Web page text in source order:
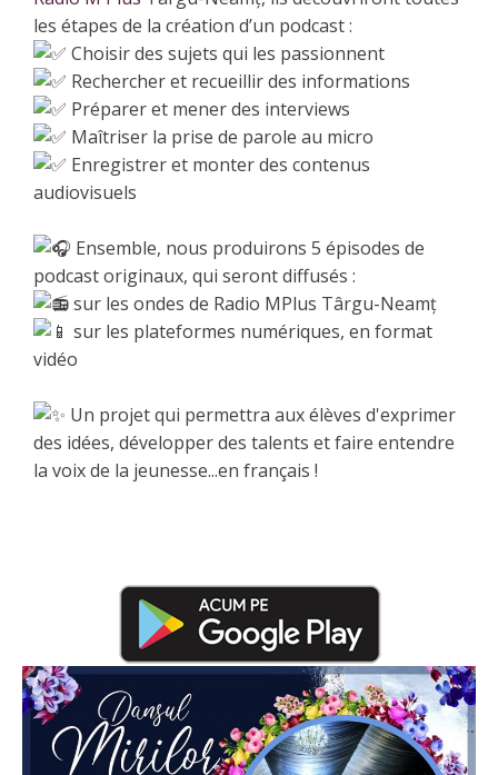
les étapes de la création d’un podcast :
Choisir des sujets qui les passionnent
Rechercher et recueillir des informations
Préparer et mener des interviews
Maîtriser la prise de parole au micro
Enregistrer et monter des contenus
audiovisuels
Ensemble, nous produirons 5 épisodes de
podcast originaux, qui seront diffusés :
sur les ondes de Radio MPlus Târgu-Neamț
sur les plateformes numériques, en format
vidéo
Un projet qui permettra aux élèves d'exprimer
des idées, développer des talents et faire entendre
la voix de la jeunesse...en français !